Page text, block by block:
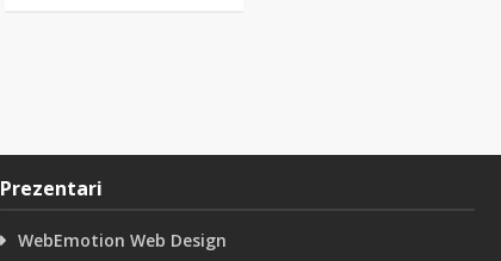
Prezentari
WebEmotion Web Design